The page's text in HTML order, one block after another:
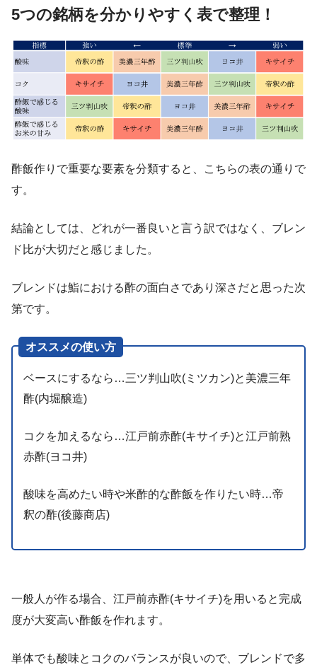
5つの銘柄を分かりやすく表で整理！
酢飯作りで重要な要素を分類すると、こちらの表の通りで
す。
結論としては、どれが一番良いと言う訳ではなく、ブレン
ド比が大切だと感じました。
ブレンドは鮨における酢の面白さであり深さだと思った次
第です。
オススメの使い方
ベースにするなら…三ツ判山吹(ミツカン)と美濃三年
酢(内堀醸造)
コクを加えるなら…江戸前赤酢(キサイチ)と江戸前熟
赤酢(ヨコ井)
酸味を高めたい時や米酢的な酢飯を作りたい時…帝
釈の酢(後藤商店)
一般人が作る場合、江戸前赤酢(キサイチ)を用いると完成
度が大変高い酢飯を作れます。
単体でも酸味とコクのバランスが良いので、ブレンドで多